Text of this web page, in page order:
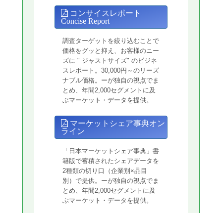
コンサイスレポート
Concise Report
調査ターゲットを絞り込むことで
価格をグッと抑え、お客様のニー
ズに " ジャストサイズ" のビジネ
スレポート。30,000円～のリーズ
ナブル価格。ーが独自の視点でま
とめ、年間2,000セグメントに及
ぶマーケット・データを提供。
マーケットシェア事典オン
ライン
「日本マーケットシェア事典」書
籍版で蓄積されたシェアデータを
2種類の切り口（企業別×品目
別）で提供。ーが独自の視点でま
とめ、年間2,000セグメントに及
ぶマーケット・データを提供。